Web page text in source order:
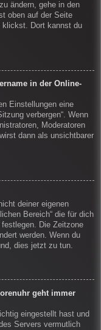
ändern, gehe in den
oben auf der Seite
klickst. Dort kannst du
in der Online-
Einstellungen eine
verbergen“. Wenn
Moderatoren
dann als unsichtbarer
deiner eigenen
Bereich“ die für dich
Die Zeitzone
werden. Wenn du
dies jetzt zu tun.
geht immer
eingestellt hast und
Servers vermutlich